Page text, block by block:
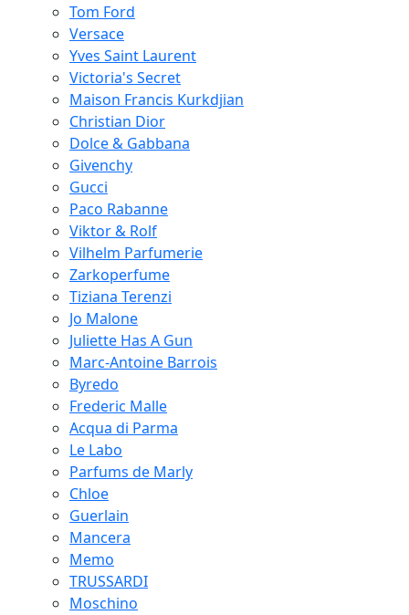
Tom Ford
Versace
Yves Saint Laurent
Victoria's Secret
Maison Francis Kurkdjian
Christian Dior
Dolce & Gabbana
Givenchy
Gucci
Paco Rabanne
Viktor & Rolf
Vilhelm Parfumerie
Zarkoperfume
Tiziana Terenzi
Jo Malone
Juliette Has A Gun
Marc-Antoine Barrois
Byredo
Frederic Malle
Acqua di Parma
Le Labo
Parfums de Marly
Chloe
Guerlain
Mancera
Memo
TRUSSARDI
Moschino